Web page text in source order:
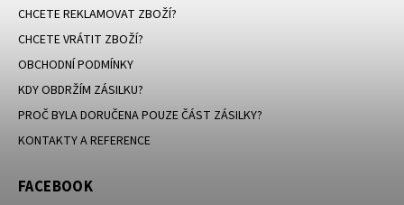
CHCETE REKLAMOVAT ZBOŽÍ?
CHCETE VRÁTIT ZBOŽÍ?
OBCHODNÍ PODMÍNKY
KDY OBDRŽÍM ZÁSILKU?
PROČ BYLA DORUČENA POUZE ČÁST ZÁSILKY?
KONTAKTY A REFERENCE
FACEBOOK